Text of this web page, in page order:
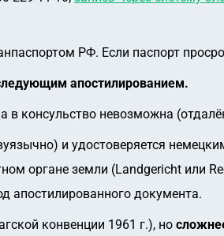
РФ. Если паспорт
апостилированием.
консульство невозможна
и удостоверяется
органе земли (Landgericht или
апостилированного документа.
конвенции 1961 г.), но